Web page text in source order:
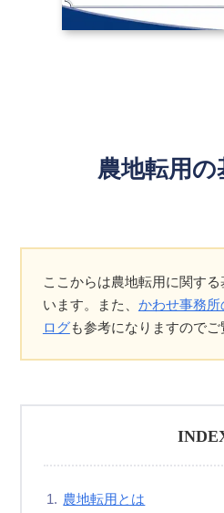
農地転用の
ここからは農地転用に関す
います。また、 かわせ事務
ログも参考になりますのでご
農地転用とは